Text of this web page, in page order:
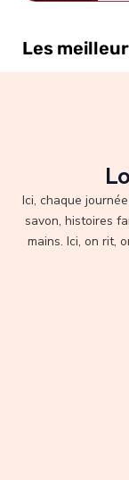
Les
Ici, chaque
savon, histoires
mains. Ici, on rit,